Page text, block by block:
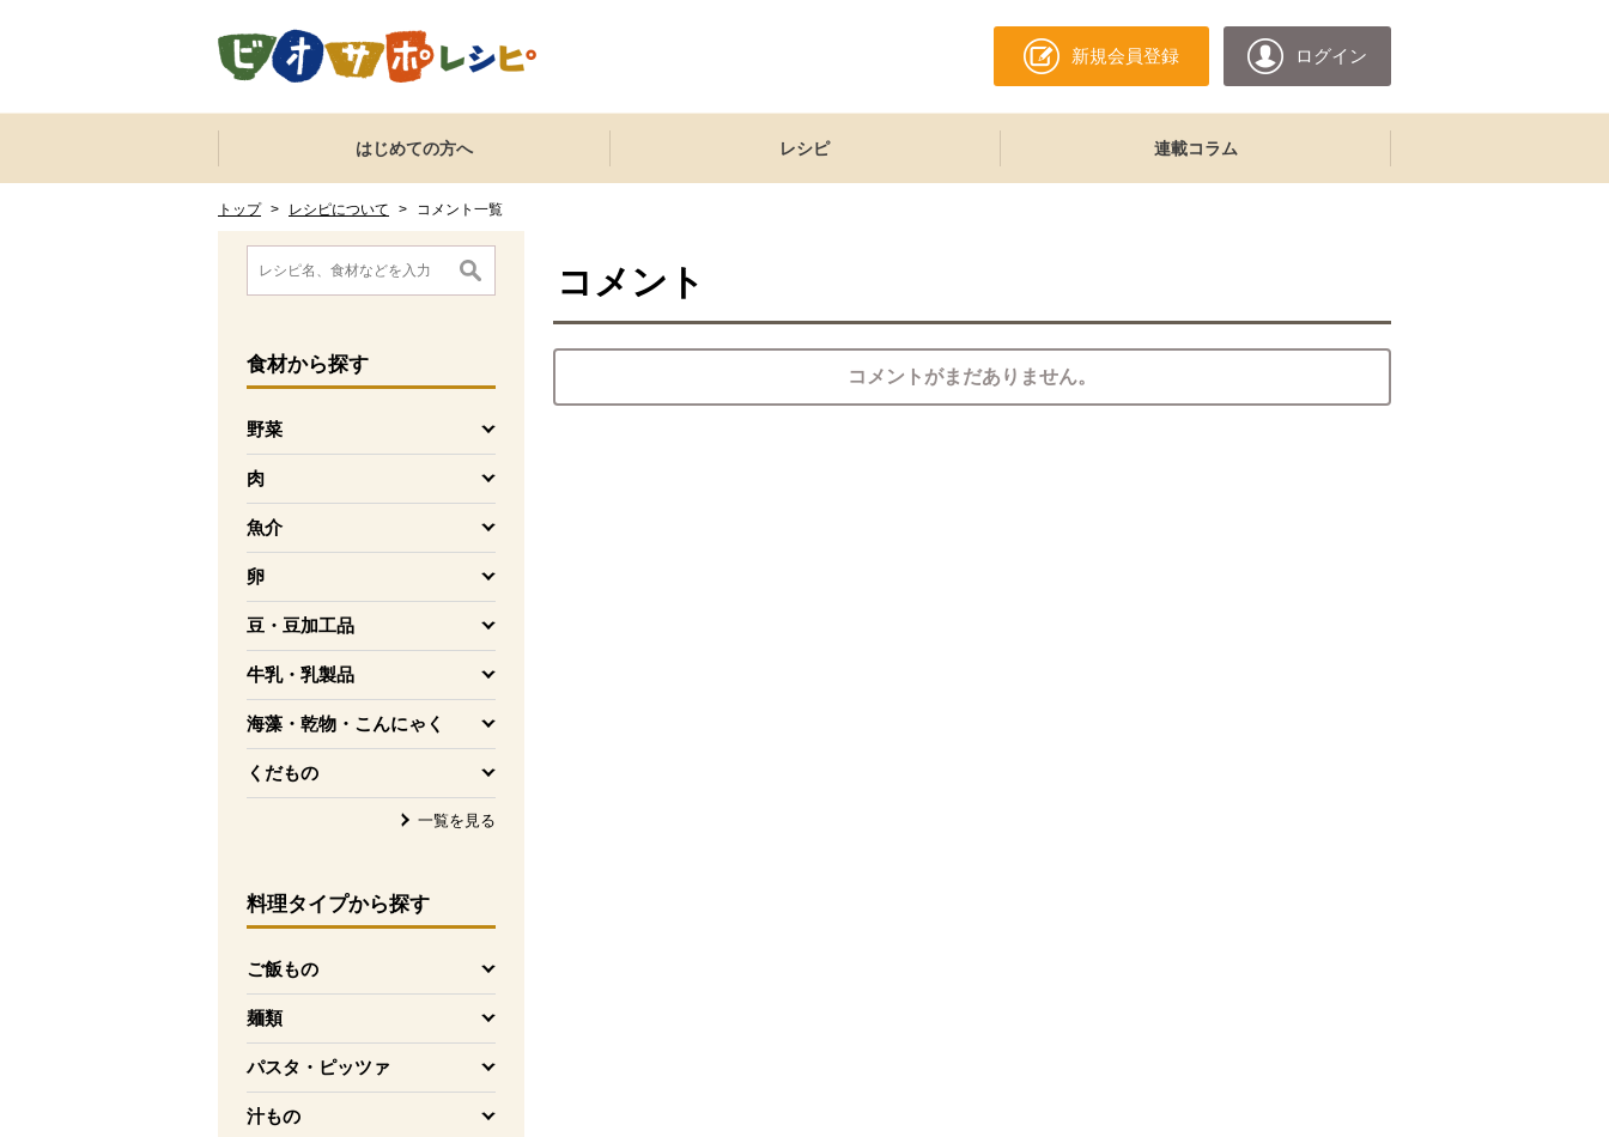
新規会員登録 ログイン
ここからサイト内共通メニューです。
サイト内共通メニューをスキップする
はじめての方へ レシピ 連載コラム
トップ > レシピについて > コメント一覧
ここから消費材検索メニューです。
食材から探す
野菜
を開く
肉
を開く
魚介
を開く
卵
を開く
豆・豆加工品
を開く
牛乳・乳製品
を開く
海藻・乾物・こんにゃく
を開く
くだもの
を開く
一覧を見る
料理タイプから探す
ご飯もの
を開く
麺類
を開く
パスタ・ピッツァ
を開く
汁もの
を開く
消費材検索メニューここまで。
ここから本文です。
コメント
コメントがまだありません。